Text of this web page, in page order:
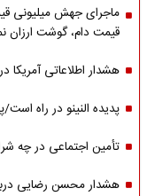
قیمت دام، گوشت ارزان
هشدار اطلاعاتی آمریکا
پدیده النینو در راه
تأمین اجتماعی در چه
هشدار محسن رضایی